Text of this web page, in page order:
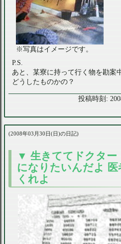
※写真はイメージです。
P.S.
あと、某寮に持って行く物を勘案
どうしたものかの？
2008年03月30日(日)の日記
生きててドクター
になりたいんだよ
くれよ